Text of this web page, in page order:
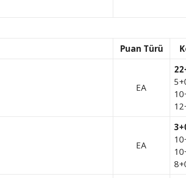
Puan Türü
EA
EA